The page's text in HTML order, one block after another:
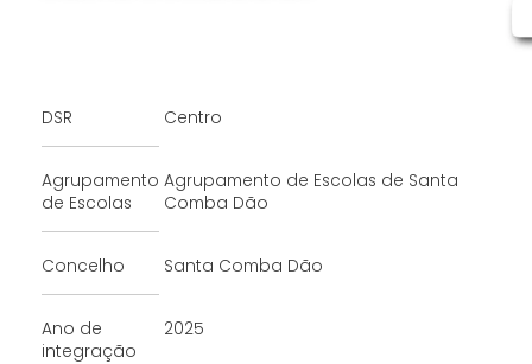
DSR Centro
Agrupamento
de Escolas
Agrupamento de Escolas de Santa
Comba Dão
Concelho Santa Comba Dão
Ano de
integração
2025